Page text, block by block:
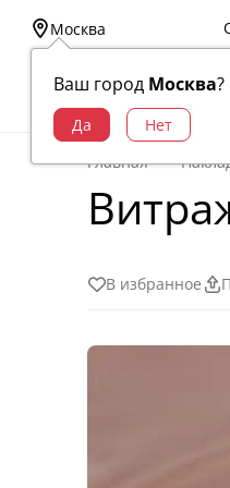
Москва
Ваш город Москва?
Витраж
Главная
В избранное